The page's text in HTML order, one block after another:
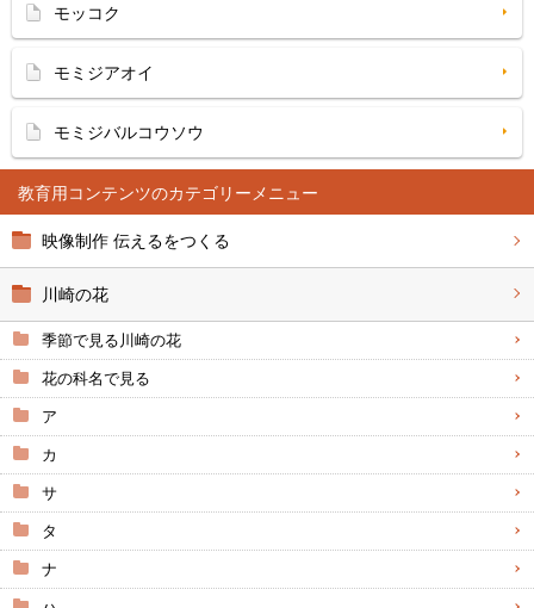
教育用コンテンツ
映像制作 伝えるをつくる
川崎の花
季節で見る川崎の花
花の科名で見る
ア
カ
サ
タ
ナ
モッコク
モミジアオイ
モミジバルコウソウ